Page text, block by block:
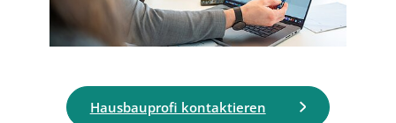
Hausbauprofi kontaktieren